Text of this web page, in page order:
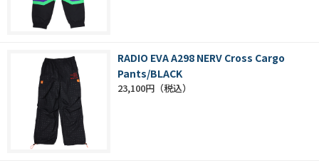
RADIO EVA A298 NERV Cross Cargo
Pants/BLACK
23,100円